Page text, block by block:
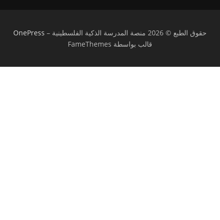
حقوق الطبع © 2026 منصة المدرسة الذكية الفلسطينية –
OnePress
قالب بواسطة FameThemes